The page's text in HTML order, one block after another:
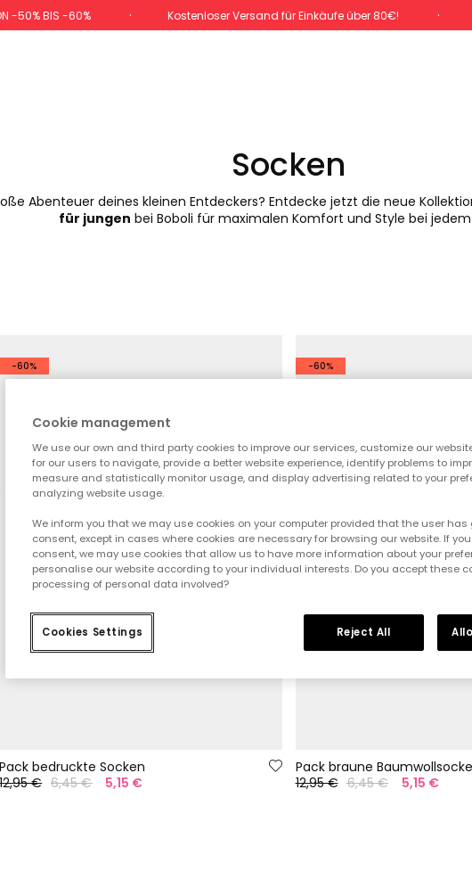
-50% BIS -60% Kostenloser Versand für Einkäufe über 80€!
Socken
Abenteuer deines kleinen Entdeckers? Entdecke jetzt die neue
für jungen bei Boboli für maximalen Komfort und Style bei
-60%
Pack bedruckte Socken
12,95 € 6,45 € 5,15 €
-60%
Pack braune
12,95 € 6,45 € 5,15 €
Cookie management
We use our own and third party cookies to improve our services, customize our
for our users to navigate, provide a better website experience, identify problems to
measure and statistically monitor usage, and display advertising related to your
analyzing website usage.
We inform you that we may use cookies on your computer provided that the user has
consent, except in cases where cookies are necessary for browsing our website. If
consent, we may use cookies that allow us to have more information about your
personalise our website according to your individual interests. Do you accept these
processing of personal data involved?
Cookies Settings Reject All